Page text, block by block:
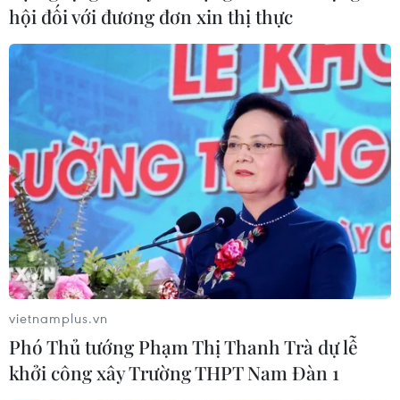
của virus Tây sông Nile
06/08/2026 13:24
Bão Dolphin hướng vào miền Đông
Trung Quốc, cảnh báo mưa lớn trên
diện rộng
06/08/2026 08:36
Làn sóng tấn công mạng nhằm vào
các quỹ đầu cơ lớn của Mỹ
06/08/2026 06:47
Anh công bố kết quả điều tra ban
hội đối với đương đơn xin thị thực
vietnamplus.vn
Phó Thủ tướng Phạm Thị Thanh Trà dự lễ
khởi công xây Trường THPT Nam Đàn 1